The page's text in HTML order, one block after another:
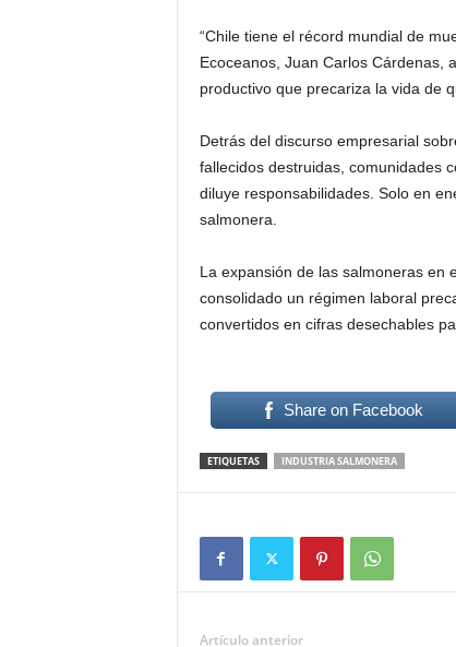
“Chile tiene el récord mundial de
Ecoceanos, Juan Carlos Cárdenas,
productivo que precariza la vida de
Detrás del discurso empresarial
fallecidos destruidas, comunidades
diluye responsabilidades. Solo en
salmonera.
La expansión de las salmoneras en
consolidado un régimen laboral
convertidos en cifras desechables
Share on Facebook
ETIQUETAS INDUSTRIA SALMONERA
Artículo anterior